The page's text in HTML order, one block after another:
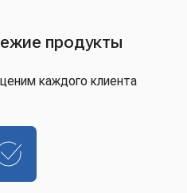
продукты
каждого клиента